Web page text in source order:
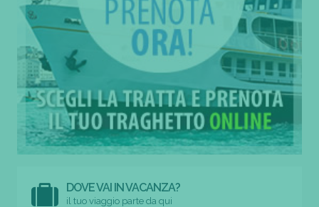
DOVE VAI IN VACANZA?
il tuo viaggio parte da qui